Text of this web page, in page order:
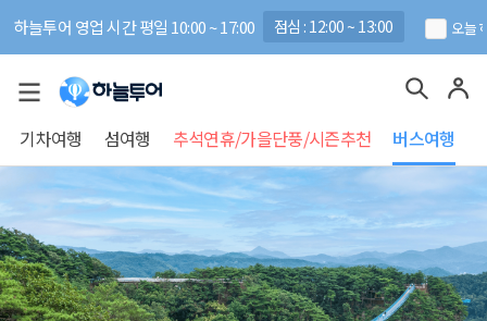
하늘투어 영업 시간 평일 10:00 ~ 17:00 점심 : 12:00 ~ 13:00 오늘
기차여행 섬여행 추석연휴/가을단풍/시즌추천 버스여행